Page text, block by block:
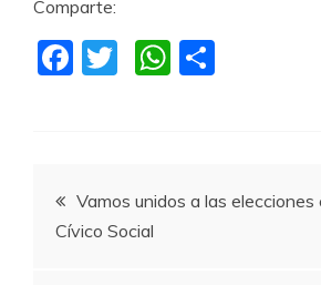
Comparte:
F
b
o
T
W
A a
Navegación
Vamos unidos a las elecciones
Cívico Social